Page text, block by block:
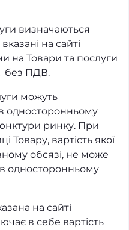
визначаються
на сайті
на Товари та послуги
без ПДВ.
можуть
односторонньому
ринку. При
Товару, вартість якої
обсязі, не може
односторонньому
на сайті
в себе вартість